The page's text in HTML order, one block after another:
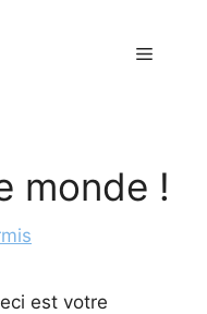
Menu
monde !
est votre